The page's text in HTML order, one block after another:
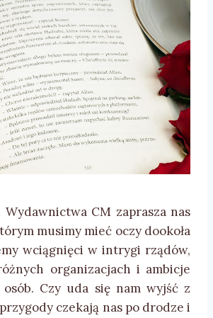
Wydawnictwa CM zaprasza nas
musimy mieć oczy dookoła
wciągnięci w intrygi rządów,
organizacjach i ambicje
osób. Czy uda się nam wyjść z
czekają nas po drodze i